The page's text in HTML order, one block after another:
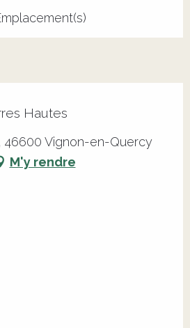
Hautes
46600 Vignon-en-Quercy
M'y rendre